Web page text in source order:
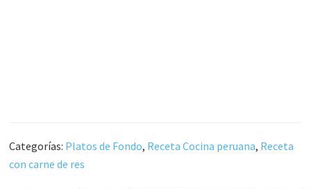
Categorías: Platos de Fondo, Receta Cocina peruana, Receta
con carne de res